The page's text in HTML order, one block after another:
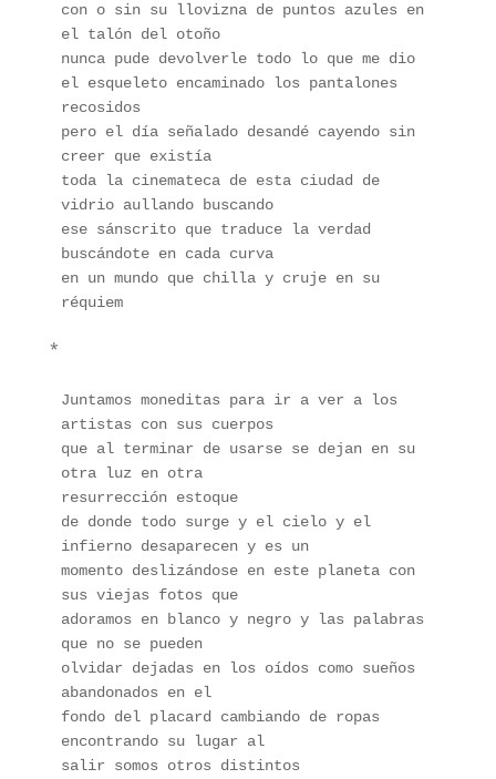
con o sin su llovizna de puntos azules en
el talón del otoño
nunca pude devolverle todo lo que me dio
el esqueleto encaminado los pantalones
recosidos
pero el día señalado desandé cayendo sin
creer que existía
toda la cinemateca de esta ciudad de
vidrio aullando buscando
ese sánscrito que traduce la verdad
buscándote en cada curva
en un mundo que chilla y cruje en su
réquiem
*
Juntamos moneditas para ir a ver a los
artistas con sus cuerpos
que al terminar de usarse se dejan en su
otra luz en otra
resurrección estoque
de donde todo surge y el cielo y el
infierno desaparecen y es un
momento deslizándose en este planeta con
sus viejas fotos que
adoramos en blanco y negro y las palabras
que no se pueden
olvidar dejadas en los oídos como sueños
abandonados en el
fondo del placard cambiando de ropas
encontrando su lugar al
salir somos otros distintos